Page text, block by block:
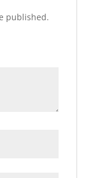
published.